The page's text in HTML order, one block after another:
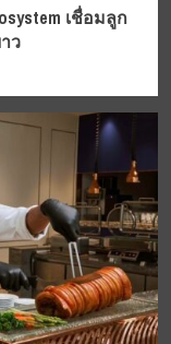
เชื่อมลูก
ว